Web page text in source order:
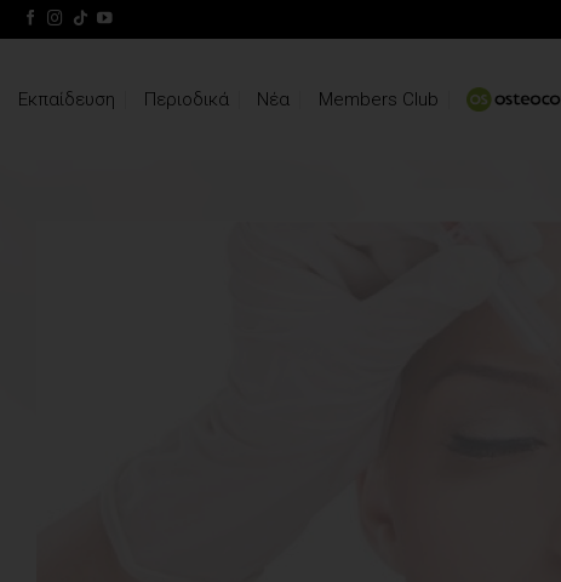
Skip
Εκπαίδευση Περιοδικά Νέα Members Club